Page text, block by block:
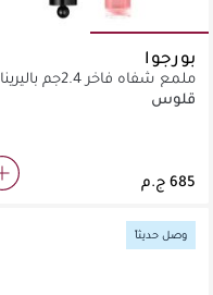
بورجوا
ملمع شفاه فاخر 2.4جم باليرينا
براقة
قلوس
وصل حديثاً